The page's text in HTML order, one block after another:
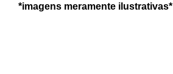
*imagens meramente ilustrativas*